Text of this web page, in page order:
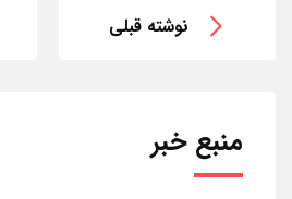
نوشته قبلی
منبع خبر